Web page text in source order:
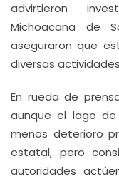
advirtieron
Michoacana de
aseguraron que
diversas
En rueda de
aunque el lago
menos deterioro
estatal, pero
autoridades